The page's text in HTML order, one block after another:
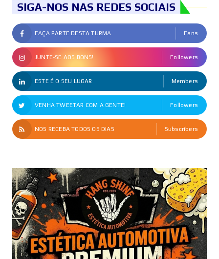
SIGA-NOS NAS REDES SOCIAIS
FAÇA PARTE DESTA TURMA Fans
JUNTE-SE AOS BONS! Followers
ESTE É O SEU LUGAR Members
VENHA TWEETAR COM A GENTE! Followers
NOS RECEBA TODOS OS DIAS Subscribers